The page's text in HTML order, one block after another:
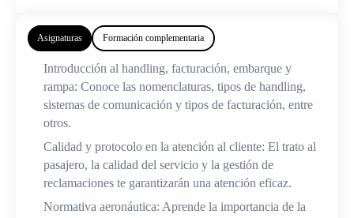
Asignaturas Formación complementaria
Introducción al handling, facturación, embarque y
rampa: Conoce las nomenclaturas, tipos de handling,
sistemas de comunicación y tipos de facturación, entre
otros.
Calidad y protocolo en la atención al cliente: El trato al
pasajero, la calidad del servicio y la gestión de
reclamaciones te garantizarán una atención eficaz.
Normativa aeronáutica: Aprende la importancia de la